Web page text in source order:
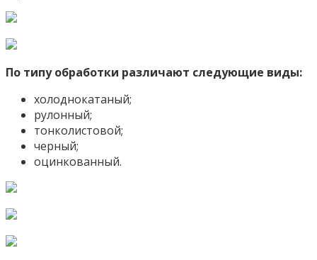
По типу обработки различают следующие виды:
холоднокатаный;
рулонный;
тонколистовой;
черный;
оцинкованный.